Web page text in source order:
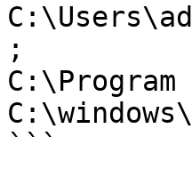
;
```